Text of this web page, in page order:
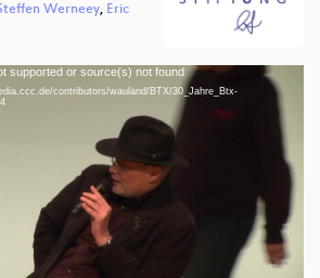
Werneey, Eric
supported or source(s) not found
contributors/wauland/BTX/30_Jahre_Btx-